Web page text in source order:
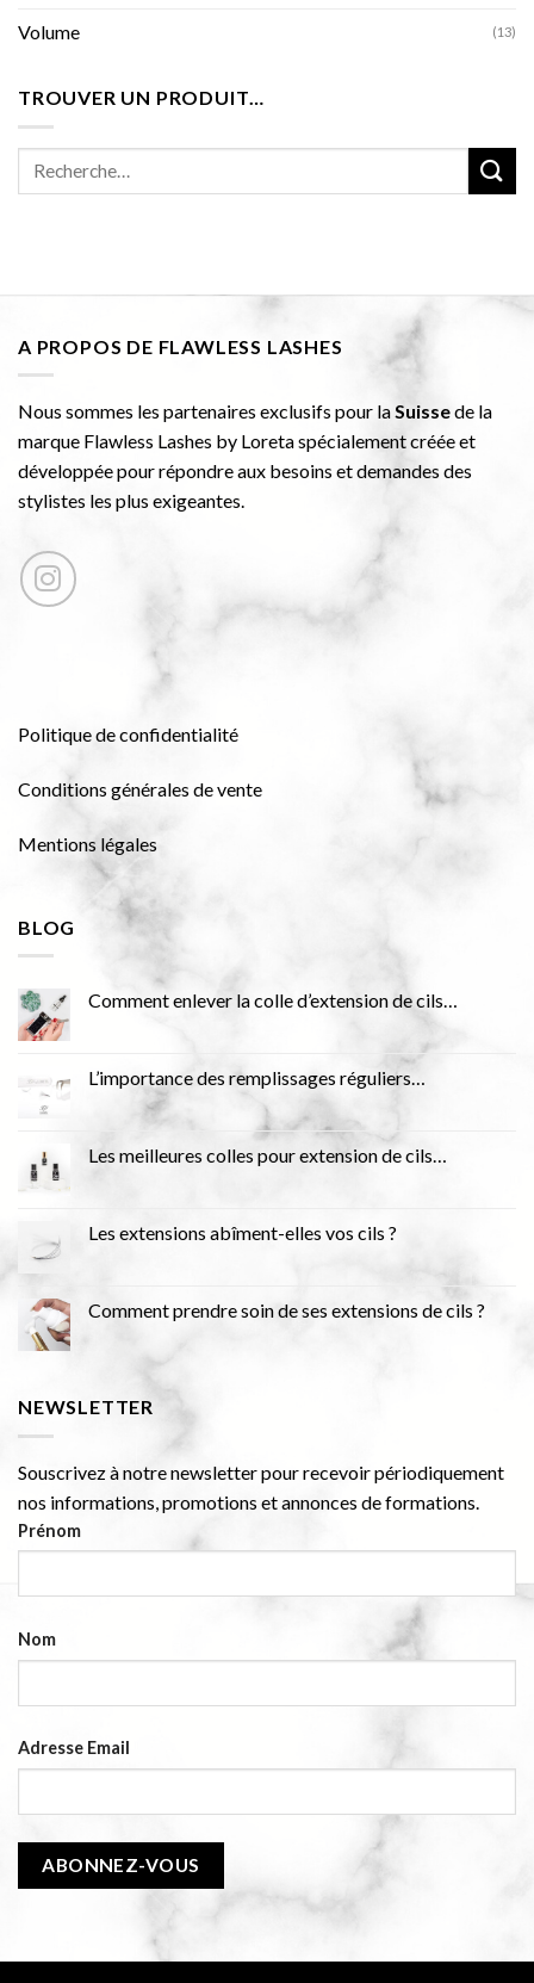
Volume (13)
TROUVER UN PRODUIT…
Recherche
A PROPOS DE FLAWLESS LASHES
Nous sommes les partenaires exclusifs pour laSuissede la
marque Flawless Lashes by Loreta spécialement créée et
développée pour répondre aux besoins et demandes des
stylistes les plus exigeantes.
Politique de confidentialité
Conditions générales de vente
Mentions légales
BLOG
Comment enlever la colle d’extension de cils…
L’importance des remplissages réguliers…
Les meilleures colles pour extension de cils…
Les extensions abîment-elles vos cils ?
Comment prendre soin de ses extensions de cils ?
NEWSLETTER
Souscrivez à notre newsletter pour recevoir périodiquement
nos informations, promotions et annonces de formations.
Prénom
Nom
Adresse Email